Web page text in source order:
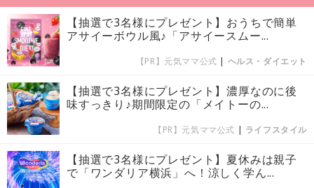
【抽選で3名様にプレゼント】おうちで簡単
アサイーボウル風♪「アサイースムー...
【PR】元気ママ公式 | ヘルス・ダイエット
【抽選で3名様にプレゼント】濃厚なのに後
味すっきり♪期間限定の「メイトーの...
【PR】元気ママ公式 | ライフスタイル
【抽選で3名様にプレゼント】夏休みは親子
で「ワンダリア横浜」へ！涼しく学ん...